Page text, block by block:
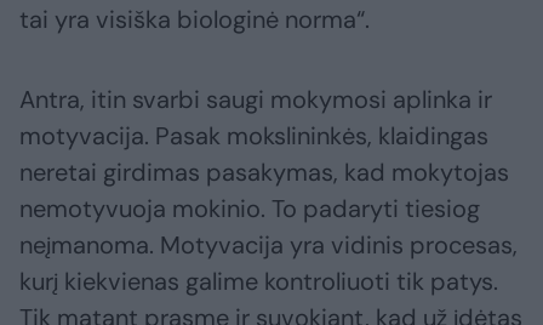
tai yra visiška biologinė norma“.
Antra, itin svarbi saugi mokymosi aplinka ir
motyvacija. Pasak mokslininkės, klaidingas
neretai girdimas pasakymas, kad mokytojas
nemotyvuoja mokinio. To padaryti tiesiog
neįmanoma. Motyvacija yra vidinis procesas,
kurį kiekvienas galime kontroliuoti tik patys.
Tik matant prasmę ir suvokiant, kad už įdėtas